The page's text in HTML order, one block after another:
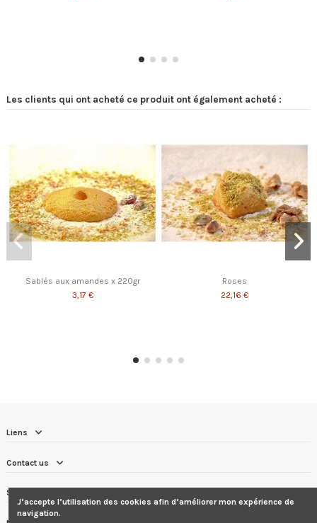
Les clients qui ont acheté ce produit ont également acheté :
Sablés aux amandes x 220gr
3,17 €
Roses
22,16 €
Liens
Contact us
Suivez nous
J’accepte l’utilisation des cookies afin d’améliorer mon expérience de
navigation.